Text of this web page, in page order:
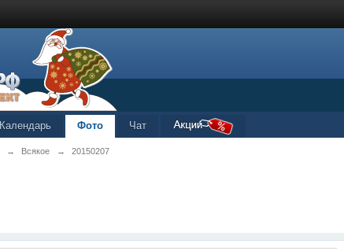
Календарь Фото Чат
→ Всякое → 20150207